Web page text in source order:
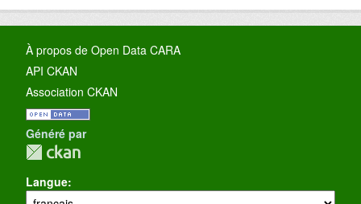
À propos de Open Data CARA
API CKAN
Association CKAN
Généré par
Langue